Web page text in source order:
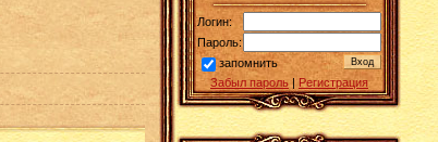
Логин:
Пароль:
запомнить
Забыл пароль | Регистрация